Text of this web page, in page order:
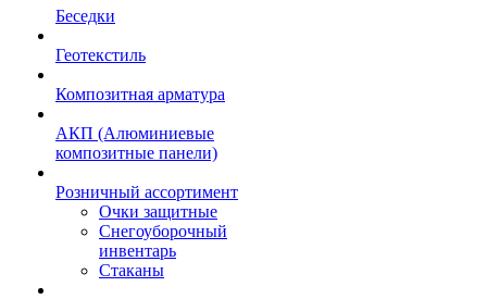
Беседки
Геотекстиль
Композитная арматура
АКП (Алюминиевые
композитные панели)
Розничный ассортимент
Очки защитные
Снегоуборочный
инвентарь
Стаканы